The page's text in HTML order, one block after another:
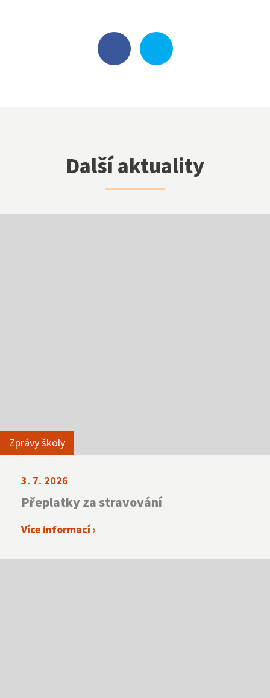
Další aktuality
Zprávy školy
3. 7. 2026
Přeplatky za stravování
Více informací ›